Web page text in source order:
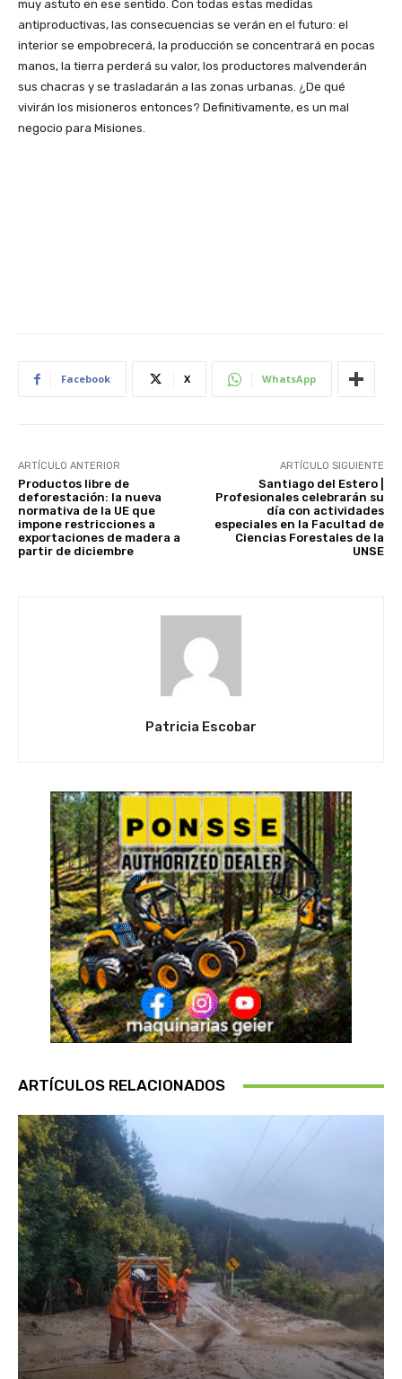
muy astuto en ese sentido. Con todas estas medidas
antiproductivas, las consecuencias se verán en el futuro: el
interior se empobrecerá, la producción se concentrará en pocas
manos, la tierra perderá su valor, los productores malvenderán
sus chacras y se trasladarán a las zonas urbanas. ¿De qué
vivirán los misioneros entonces? Definitivamente, es un mal
negocio para Misiones.
Facebook X WhatsApp
ARTÍCULO ANTERIOR
Productos libre de
deforestación: la nueva
normativa de la UE que
impone restricciones a
exportaciones de madera a
partir de diciembre
ARTÍCULO SIGUIENTE
Santiago del Estero |
Profesionales celebrarán su
día con actividades
especiales en la Facultad de
Ciencias Forestales de la
UNSE
Patricia Escobar
ARTÍCULOS RELACIONADOS